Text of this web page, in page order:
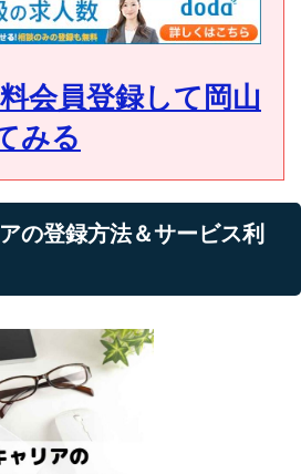
会員登録して岡山
みる
の登録方法＆サービス利